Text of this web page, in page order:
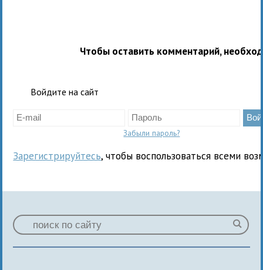
Чтобы оставить комментарий,
Войдите на сайт
Забыли пароль?
Зарегистрируйтесь, чтобы воспользоваться всеми